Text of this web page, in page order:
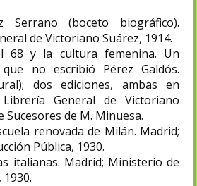
Serrano (boceto biográfico).
de Victoriano Suárez, 1914.
68 y la cultura femenina. Un
no escribió Pérez Galdós.
dos ediciones, ambas en
General de Victoriano
Sucesores de M. Minuesa.
renovada de Milán. Madrid;
Pública, 1930.
italianas. Madrid; Ministerio de